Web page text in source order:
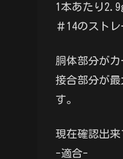
1本あたり
＃14のスト
胴体部分がカ
接合部分が最
す。
現在確認出
-適合-